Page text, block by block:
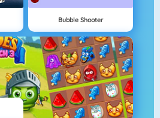
Bubble Shooter